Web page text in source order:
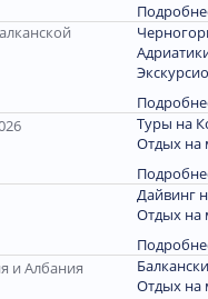
Туры на
Отдых на
Дайвинг
Отдых на
Отдых на